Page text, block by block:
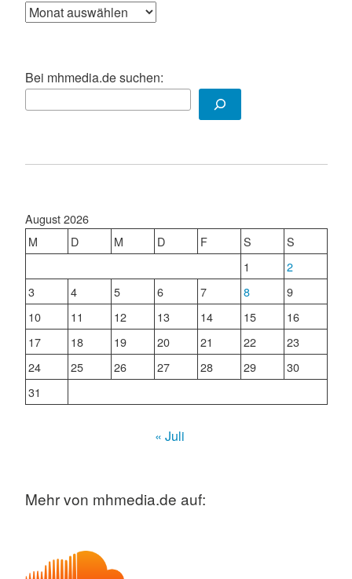
Archiv
Bei mhmedia.de suchen:
August 2026
M
D M D F S
S
1
2
3
4 5 6 7 8
9
10
11 12 13 14 15
16
17
18 19 20 21 22
23
24
25 26 27 28 29
30
31
« Juli
Mehr von mhmedia.de auf: